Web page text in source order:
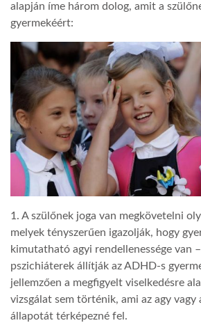
alapján íme három dolog, amit a
gyermekéért:
1. A szülőnek joga van megkövetelni
melyek tényszerűen igazolják, hogy
kimutatható agyi rendellenessége van
pszichiáterek állítják az ADHD-s
jellemzően a megfigyelt viselkedésre
vizsgálat sem történik, ami az agy vagy
állapotát térképezné fel.